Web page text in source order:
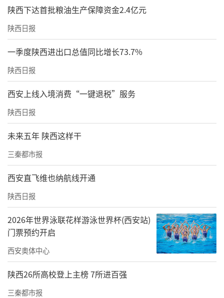
陕西下达首批粮油生产保障资金2.4亿元
陕西日报
一季度陕西进出口总值同比增长73.7%
陕西日报
西安上线入境消费“一键退税”服务
陕西日报
未来五年 陕西这样干
三秦都市报
西安直飞维也纳航线开通
陕西日报
2026年世界泳联花样游泳世界杯(西安站)
门票预约开启
西安奥体中心
陕西26所高校登上主榜 7所进百强
三秦都市报